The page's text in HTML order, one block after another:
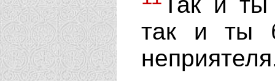
так и ты